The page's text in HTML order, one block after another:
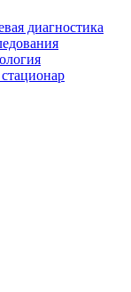
диагностика